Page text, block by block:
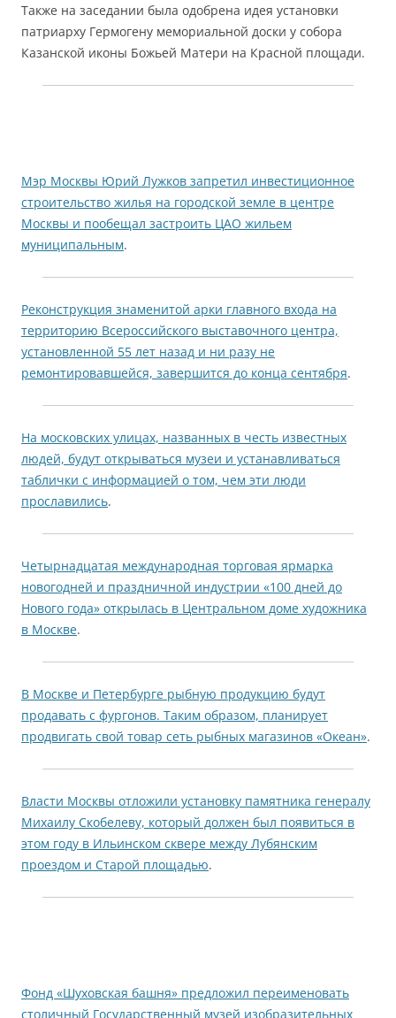
Также на заседании была одобрена идея установки
патриарху Гермогену мемориальной доски у собора
Казанской иконы Божьей Матери на Красной площади.
Мэр Москвы Юрий Лужков запретил инвестиционное
строительство жилья на городской земле в центре
Москвы и пообещал застроить ЦАО жильем
муниципальным.
Реконструкция знаменитой арки главного входа на
территорию Всероссийского выставочного центра,
установленной 55 лет назад и ни разу не
ремонтировавшейся, завершится до конца сентября.
На московских улицах, названных в честь известных
людей, будут открываться музеи и устанавливаться
таблички с информацией о том, чем эти люди
прославились.
Четырнадцатая международная торговая ярмарка
новогодней и праздничной индустрии «100 дней до
Нового года» открылась в Центральном доме художника
в Москве.
В Москве и Петербурге рыбную продукцию будут
продавать с фургонов. Таким образом, планирует
продвигать свой товар сеть рыбных магазинов «Океан».
Власти Москвы отложили установку памятника генералу
Михаилу Скобелеву, который должен был появиться в
этом году в Ильинском сквере между Лубянским
проездом и Старой площадью.
Фонд «Шуховская башня» предложил переименовать
столичный Государственный музей изобразительных